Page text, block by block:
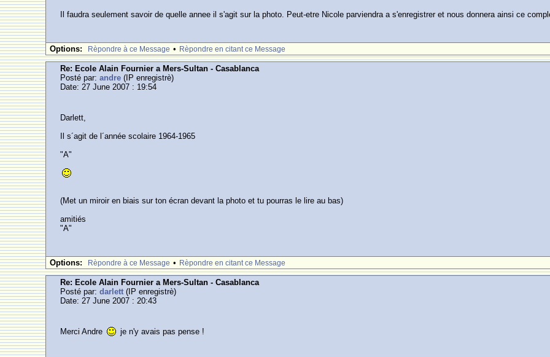
Il faudra seulement savoir de quelle annee il s'agit sur la photo. Peut-etre Nicole parviendra a s'enregistrer et nous donnera ainsi ce
Options: Rèpondre à ce Message • Rèpondre en citant ce Message
Re: Ecole Alain Fournier a Mers-Sultan - Casablanca
Posté par:andre (IP enregistrè)
Date: 27 June 2007 : 19:54
Darlett,
Il s´agit de l´année scolaire 1964-1965
"A"
(Met un miroir en biais sur ton écran devant la photo et tu pourras le lire au bas)
amitiés
"A"
Options: Rèpondre à ce Message • Rèpondre en citant ce Message
Re: Ecole Alain Fournier a Mers-Sultan - Casablanca
Posté par:darlett (IP enregistrè)
Date: 27 June 2007 : 20:43
Merci Andre je n'y avais pas pense !